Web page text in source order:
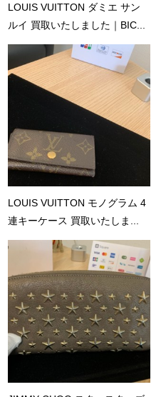
LOUIS VUITTON ダミエ サン
ルイ 買取いたしました｜BIC...
LOUIS VUITTON モノグラム 4
連キーケース 買取いたしま...